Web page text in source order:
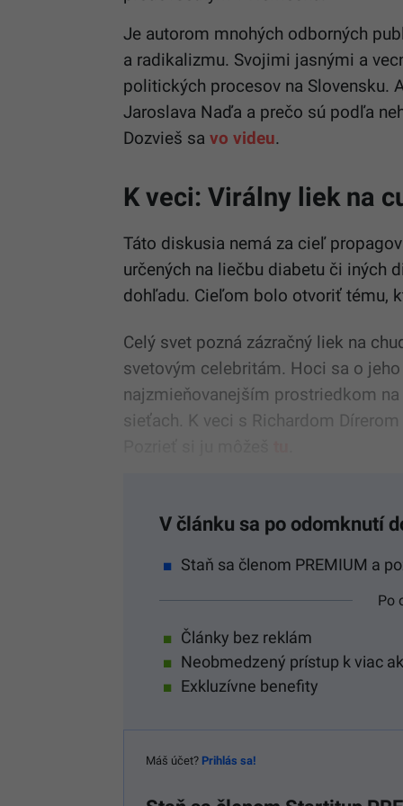
Je autorom mnohých odborných
a radikalizmu. Svojimi jasnými a
politických procesov na Slovensku.
Jaroslava Naďa a prečo sú podľa
Dozvieš sa vo videu.
K veci: Virálny liek na
Táto diskusia nemá za cieľ
určených na liečbu diabetu či iných
dohľadu. Cieľom bolo otvoriť tému,
Celý svet pozná zázračný liek na
svetovým celebritám. Hoci sa o
najzmieňovanejším prostriedkom
sieťach. K veci s Richardom
V článku sa po odomknutí
Staň sa členom PREMIUM a
Po
Články bez reklám
Neobmedzený prístup k viac
Exkluzívne benefity
Máš účet? Prihlás sa!